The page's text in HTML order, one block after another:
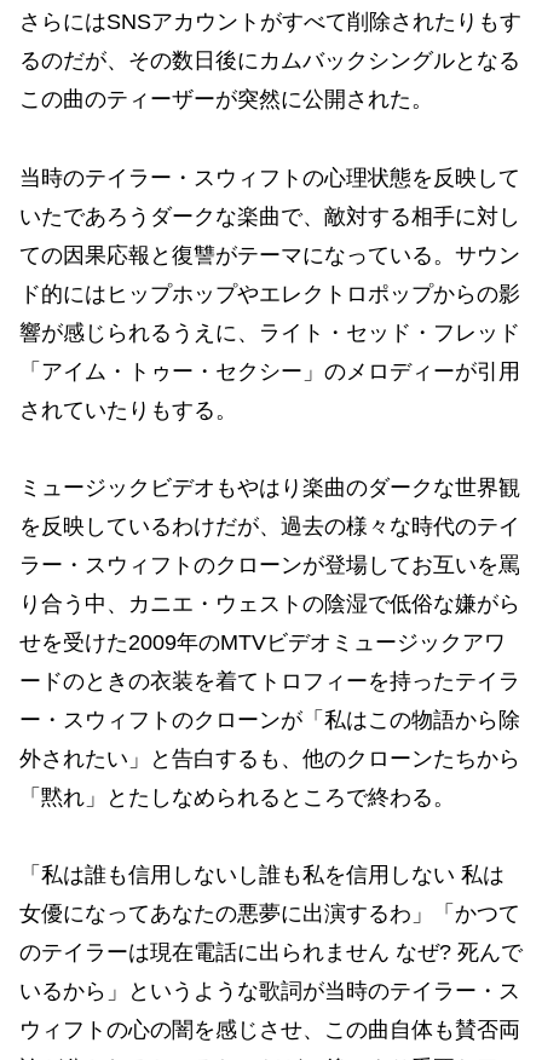
さらにはSNSアカウントがすべて削除されたりもす
るのだが、その数日後にカムバックシングルとなる
この曲のティーザーが突然に公開された。
当時のテイラー・スウィフトの心理状態を反映して
いたであろうダークな楽曲で、敵対する相手に対し
ての因果応報と復讐がテーマになっている。サウン
ド的にはヒップホップやエレクトロポップからの影
響が感じられるうえに、ライト・セッド・フレッド
「アイム・トゥー・セクシー」のメロディーが引用
されていたりもする。
ミュージックビデオもやはり楽曲のダークな世界観
を反映しているわけだが、過去の様々な時代のテイ
ラー・スウィフトのクローンが登場してお互いを罵
り合う中、カニエ・ウェストの陰湿で低俗な嫌がら
せを受けた2009年のMTVビデオミュージックアワ
ードのときの衣装を着てトロフィーを持ったテイラ
ー・スウィフトのクローンが「私はこの物語から除
外されたい」と告白するも、他のクローンたちから
「黙れ」とたしなめられるところで終わる。
「私は誰も信用しないし誰も私を信用しない 私は
女優になってあなたの悪夢に出演するわ」「かつて
のテイラーは現在電話に出られません なぜ? 死んで
いるから」というような歌詞が当時のテイラー・ス
ウィフトの心の闇を感じさせ、この曲自体も賛否両